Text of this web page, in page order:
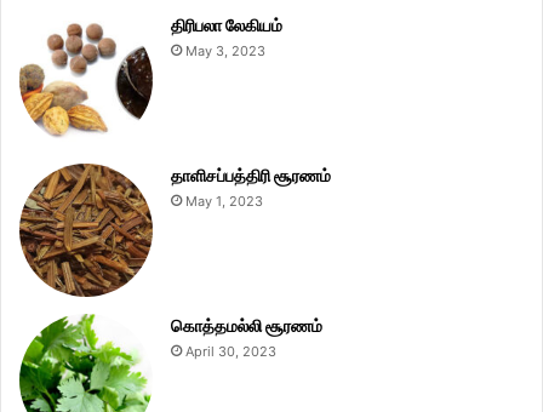
திரிபலா லேகியம்
May 3, 2023
தாளிசப்பத்திரி சூரணம்
May 1, 2023
கொத்தமல்லி சூரணம்
April 30, 2023